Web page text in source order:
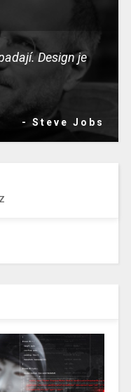
Design je
- Steve Jobs